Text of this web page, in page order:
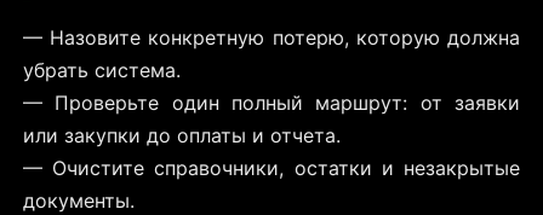
— Назовите конкретную потерю, которую должна
убрать система.
— Проверьте один полный маршрут: от заявки
или закупки до оплаты и отчета.
— Очистите справочники, остатки и незакрытые
документы.